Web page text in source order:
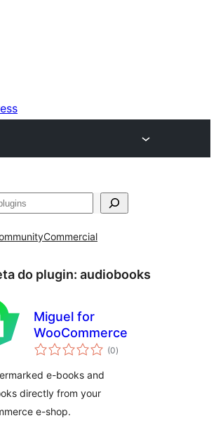
Commercial
do plugin: audiobooks
Miguel for
WooCommerce
(0valoracións
totais
)
e-books and
directly from your
e-shop.